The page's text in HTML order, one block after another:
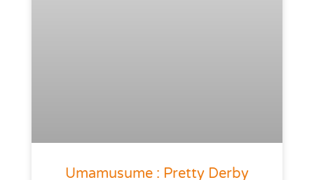
Umamusume : Pretty Derby